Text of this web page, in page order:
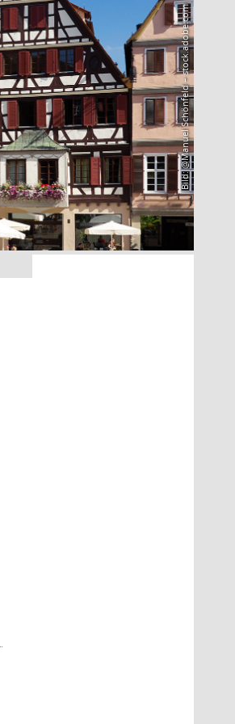
Bild: @Manuel Schönfeld – stock.adobe.com